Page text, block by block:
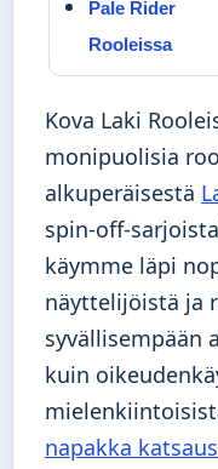
Pale Rider
Rooleissa
Kova Laki
monipuolisia
alkuperäisestä
spin-off-
käymme läpi
näyttelijöistä ja
syvällisempään
kuin
napakka